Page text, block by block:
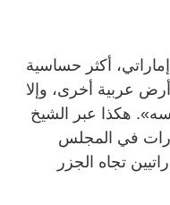
أكثر حساسية
عربية أخرى، وإلا
هكذا عبر الشيخ
في المجلس
تجاه الجزر